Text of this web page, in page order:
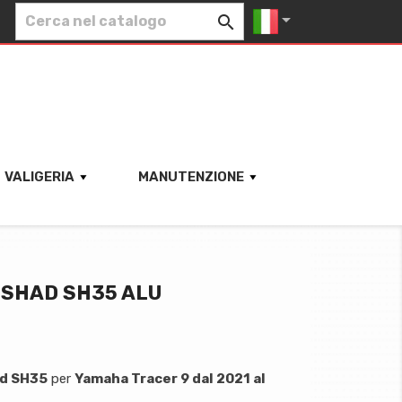
 
VALIGERIA MANUTENZIONE
SH35 ALU
SH35 per Yamaha Tracer 9 dal 2021 al